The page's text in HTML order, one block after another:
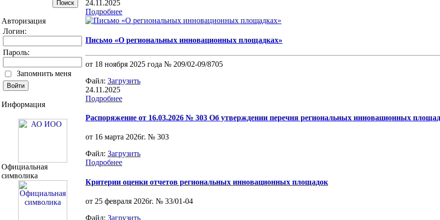
Авторизация
Логин:
Пароль:
Запомнить меня
Информация
Официальная
символика
24.11.2025
Подробнее
Письмо «О региональных инновационных площадках»
от 18 ноября 2025 года № 209/02-09/8705
Файл: Загрузить
24.11.2025
Подробнее
Распоряжение от 16.03.2026 № 303 Об утверждении перечня региональных инновационных
от 16 марта 2026г. № 303
Файл: Загрузить
Подробнее
Критерии оценки отчетов региональных инновационных площадок
от 25 февраля 2026г. № 33/01-04
Файл: Загрузить